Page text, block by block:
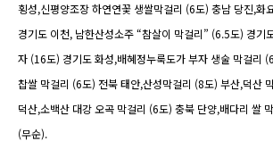
횡성,신평양조장 하연연꽃 생쌀막걸리 (6도) 충남 당진,화
경기도 이천, 남한산성소주 “참살이 막걸리” (6.5도) 경기
자 (16도) 경기도 화성,배혜정누룩도가 부자 생술 막걸리
찹쌀 막걸리 (6도) 전북 태안,산성막걸리 (8도) 부산,덕산
덕산,소백산 대강 오곡 막걸리 (6도) 충북 단양,배다리 쌀
(무순).